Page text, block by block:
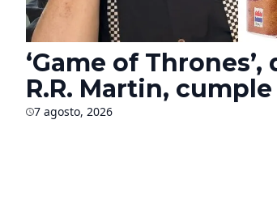
‘Game of Thrones’,
R.R. Martin,
¿Qué sabemos del
7 agosto, 2026